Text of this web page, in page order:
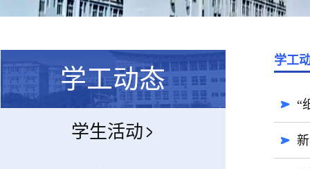
学工动态
学生活动
学工
“